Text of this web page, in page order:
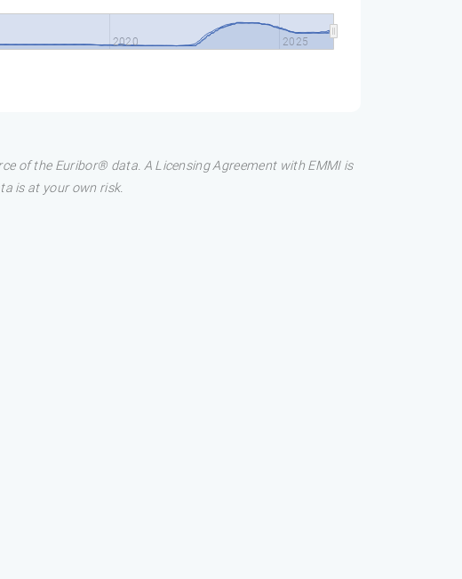
2020 2025
of the Euribor® data. A Licensing Agreement with EMMI is
is at your own risk.